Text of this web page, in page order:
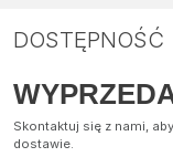
DOSTĘPNOŚĆ
Skontaktuj się z nami,
dostawie.